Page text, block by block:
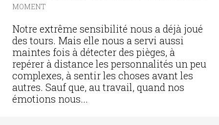
MOMENT
Notre extrême sensibilité nous a déjà joué
des tours. Mais elle nous a servi aussi
maintes fois à détecter des pièges, à
repérer à distance les personnalités un peu
complexes, à sentir les choses avant les
autres. Sauf que, au travail, quand nos
émotions nous...